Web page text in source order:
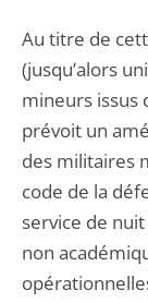
Au titre de
(jusqu’alors
mineurs issus
prévoit un
des militaires
code de la
service de
non